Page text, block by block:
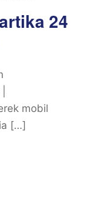
24
mobil
[…]